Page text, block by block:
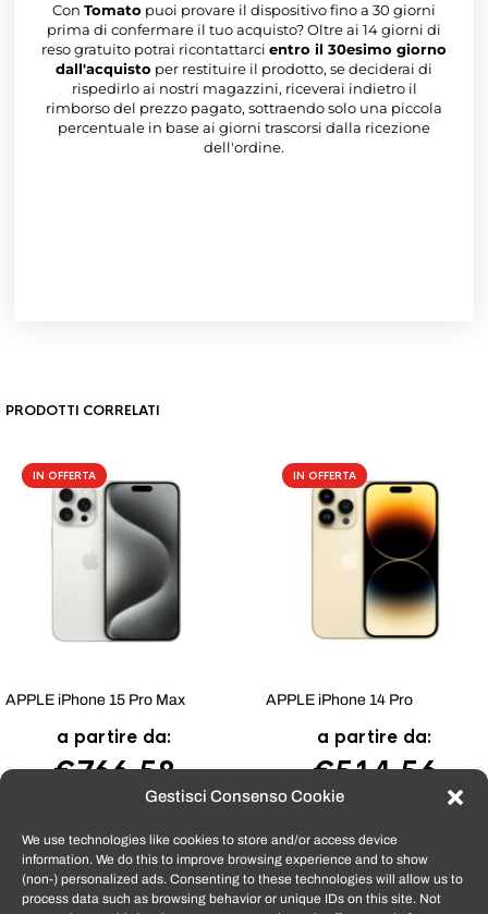
Gestisci Consenso Cookie
We use technologies like cookies to store and/or access device
information. We do this to improve browsing experience and to show
(non-) personalized ads. Consenting to these technologies will allow us to
process data such as browsing behavior or unique IDs on this site. Not
Con Tomato puoi provare il dispositivo fino a 30 giorni
prima di confermare il tuo acquisto? Oltre ai 14 giorni di
reso gratuito potrai ricontattarci entro il 30esimo giorno
dall'acquisto per restituire il prodotto, se deciderai di
rispedirlo ai nostri magazzini, riceverai indietro il
rimborso del prezzo pagato, sottraendo solo una piccola
percentuale in base ai giorni trascorsi dalla ricezione
dell'ordine.
PRODOTTI CORRELATI
IN OFFERTA
APPLE iPhone 15 Pro Max
a partire da:
€766,58
IN OFFERTA
APPLE iPhone 14 Pro
a partire da:
€514,56
Tutti i prodotti venduti daTomatoSmartphonesono coperti dalla
garanzia convenzionale del produttore e dalla garanzia di 12 mesi per i
difetti di conformità, ai sensi del Cod Consumo 206/2005. Per fruire